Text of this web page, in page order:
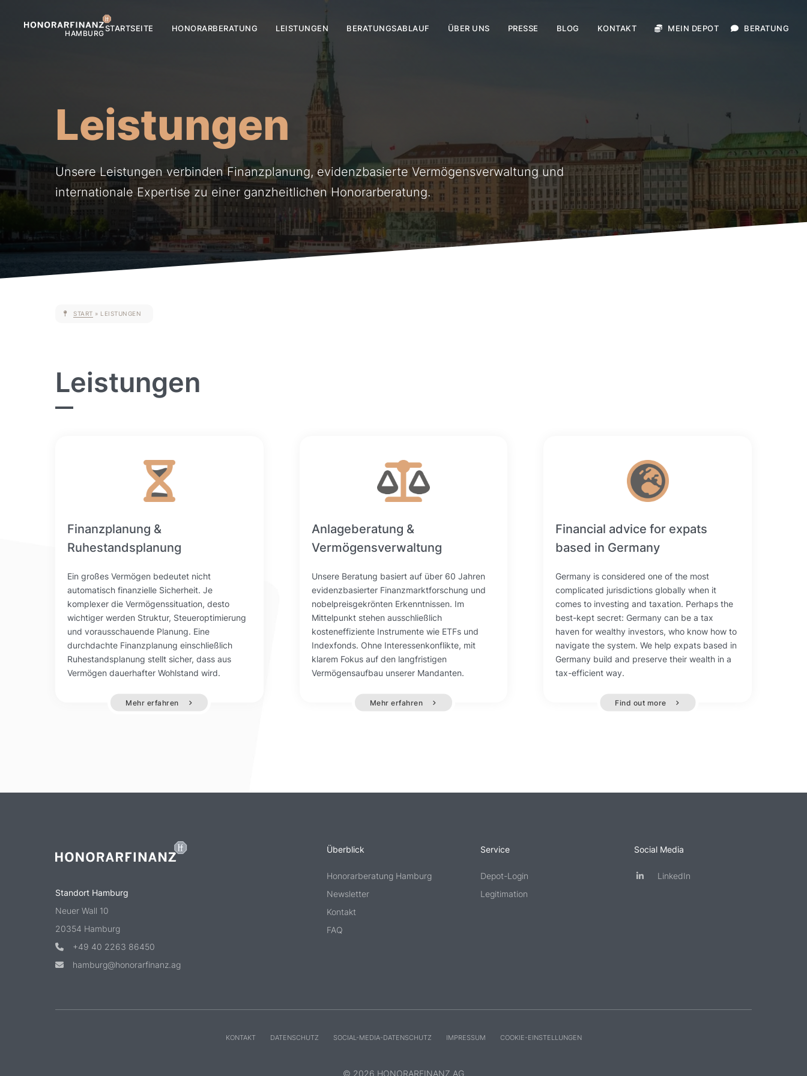
STARTSEITE HONORARBERATUNG LEISTUNGEN BERATUNGSABLAUF ÜBER UNS PRESSE BLOG KONTAKT MEIN DEPOT BERATUNG
Leistungen
Unsere Leistungen verbinden Finanzplanung, evidenzbasierte Vermögensverwaltung und
internationale Expertise zu einer ganzheitlichen Honorarberatung.
START » LEISTUNGEN
Leistungen
Finanzplanung &
Ruhestandsplanung
Ein großes Vermögen bedeutet nicht
automatisch finanzielle Sicherheit. Je
komplexer die Vermögenssituation, desto
wichtiger werden Struktur, Steueroptimierung
und vorausschauende Planung. Eine
durchdachte Finanzplanung einschließlich
Ruhestandsplanung stellt sicher, dass aus
Vermögen dauerhafter Wohlstand wird.
Mehr erfahren
Anlageberatung &
Vermögensverwaltung
Unsere Beratung basiert auf über 60 Jahren
evidenzbasierter Finanzmarktforschung und
nobelpreisgekrönten Erkenntnissen. Im
Mittelpunkt stehen ausschließlich
kosteneffiziente Instrumente wie ETFs und
Indexfonds. Ohne Interessenkonflikte, mit
klarem Fokus auf den langfristigen
Vermögensaufbau unserer Mandanten.
Mehr erfahren
Financial advice for expats
based in Germany
Germany is considered one of the most
complicated jurisdictions globally when it
comes to investing and taxation. Perhaps the
best-kept secret: Germany can be a tax
haven for wealthy investors, who know how to
navigate the system. We help expats based in
Germany build and preserve their wealth in a
tax-efficient way.
Find out more
Standort Hamburg
Neuer Wall 10
20354 Hamburg
+49 40 2263 86450
hamburg@honorarfinanz.ag
Überblick
Honorarberatung Hamburg
Newsletter
Kontakt
FAQ
Service
Depot-Login
Legitimation
Social Media
LinkedIn
KONTAKT DATENSCHUTZ SOCIAL-MEDIA-DATENSCHUTZ IMPRESSUM COOKIE-EINSTELLUNGEN
© 2026 HONORARFINANZ AG